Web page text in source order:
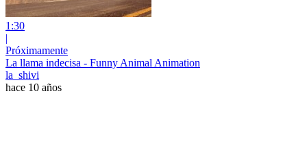
1:30
|
Próximamente
La llama indecisa - Funny Animal Animation
la_shivi
hace 10 años